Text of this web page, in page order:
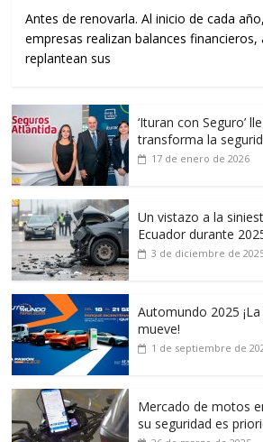
Antes de renovarla. Al inicio de cada
empresas realizan balances
replantean sus
‘Ituran con Seguro’
transforma la
17 de enero de 2026
Un vistazo a la
Ecuador durante
3 de diciembre de
Automundo 2025
mueve!
1 de septiembre de
Mercado de motos
su seguridad es